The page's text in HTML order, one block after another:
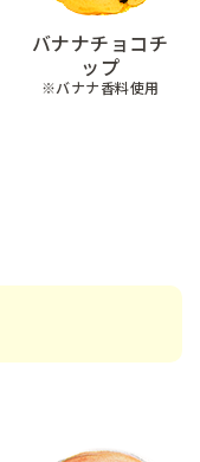
バナナチョコチ
ップ
※バナナ香料使用